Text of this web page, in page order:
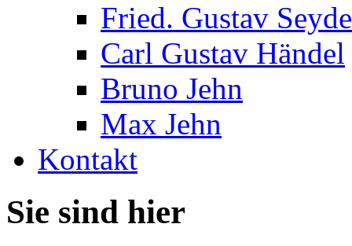
Fried. Gustav
Carl Gustav Händel
Bruno Jehn
Max Jehn
Kontakt
Sie sind hier